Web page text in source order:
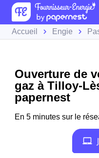
Accueil Engie